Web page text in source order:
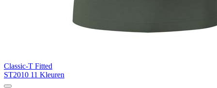
Classic-T Fitted
ST2010 11 Kleuren